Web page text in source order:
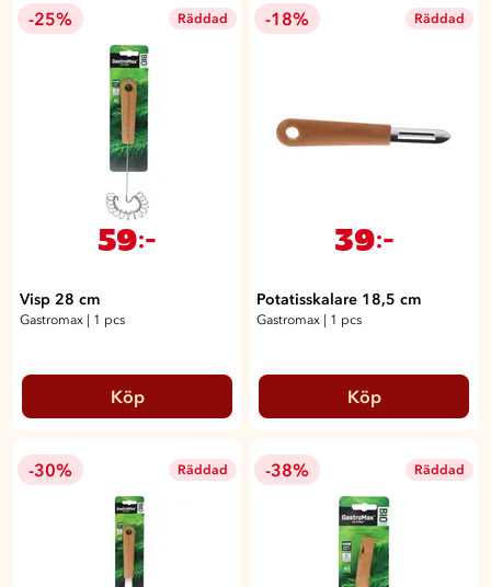
-25% Räddad
59:-
Visp 28 cm
Gastromax 1 pcs
Köp
-18% Räddad
39:-
Potatisskalare 18,5 cm
Gastromax 1 pcs
Köp
-30% Räddad -38% Räddad